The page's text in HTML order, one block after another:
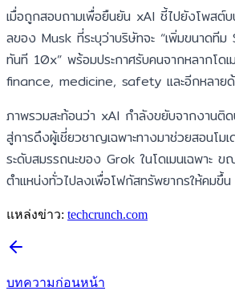
เมื่อถูกสอบถามเพื่อยืนยัน xAI ชี้ไปยังโพสต์
ลของ Musk ที่ระบุว่าบริษัทจะ “เพิ่มขนาด
ทันที 10x” พร้อมประกาศรับคนจากหลากโด
finance, medicine, safety และอีกหลาย
ภาพรวมสะท้อนว่า xAI กำลังขยับจากงานติ
สู่การดึงผู้เชี่ยวชาญเฉพาะทางมาช่วยสอนโม
ระดับสมรรถนะของ Grok ในโดเมนเฉพาะ
ตำแหน่งทั่วไปลงเพื่อโฟกัสทรัพยากรให้คมขึ้น
แหล่งข่าว: techcrunch.com
บทความก่อนหน้า